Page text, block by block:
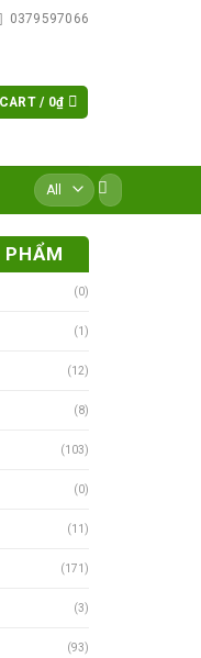
0379597066
CART / 0₫
Search
for:
PHẨM
(0)
(1)
(12)
(8)
(103)
(0)
(11)
(171)
(3)
(93)